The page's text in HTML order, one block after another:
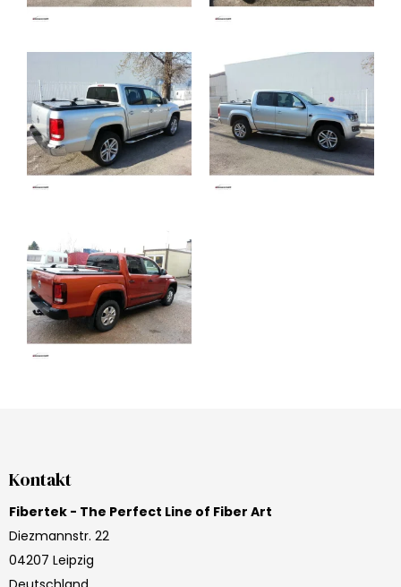
Kontakt
Fibertek - The Perfect Line of Fiber Art
Diezmannstr. 22
04207 Leipzig